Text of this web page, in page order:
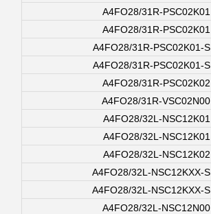
A4FO28/31R-PSC02K01
A4FO28/31R-PSC02K01
A4FO28/31R-PSC02K01-S
A4FO28/31R-PSC02K01-S
A4FO28/31R-PSC02K02
A4FO28/31R-VSC02N00
A4FO28/32L-NSC12K01
A4FO28/32L-NSC12K01
A4FO28/32L-NSC12K02
A4FO28/32L-NSC12KXX-S
A4FO28/32L-NSC12KXX-S
A4FO28/32L-NSC12N00